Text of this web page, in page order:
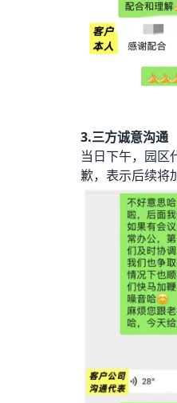
3.三方诚意沟通
当日下午，园区
歉，表示后续将